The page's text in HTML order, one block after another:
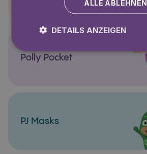
Polly Pocket
PJ Masks
ALLE ABLEHNEN
DETAILS ANZEIGEN